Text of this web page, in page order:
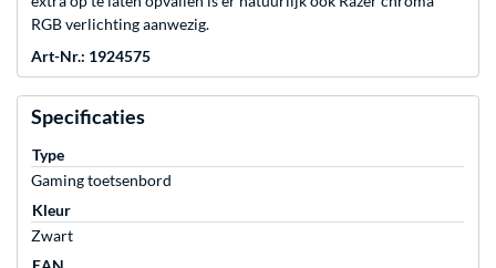
RGB verlichting aanwezig.
Art-Nr.: 1924575
Specificaties
Type
Gaming toetsenbord
Kleur
Zwart